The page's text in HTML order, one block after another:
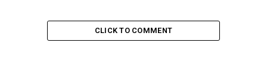
CLICK TO COMMENT